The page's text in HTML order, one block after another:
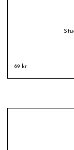
69 kr